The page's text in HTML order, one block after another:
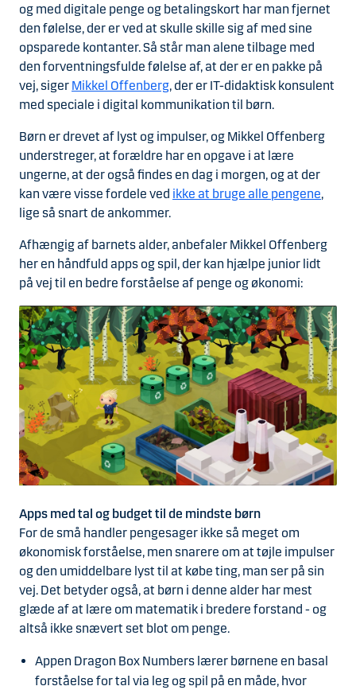
og med digitale penge og betalingskort har man fjernet
den følelse, der er ved at skulle skille sig af med sine
opsparede kontanter. Så står man alene tilbage med
den forventningsfulde følelse af, at der er en pakke på
vej, siger Mikkel Offenberg, der er IT-didaktisk konsulent
med speciale i digital kommunikation til børn.
Børn er drevet af lyst og impulser, og Mikkel Offenberg
understreger, at forældre har en opgave i at lære
ungerne, at der også findes en dag i morgen, og at der
kan være visse fordele ved ikke at bruge alle pengene,
lige så snart de ankommer.
Afhængig af barnets alder, anbefaler Mikkel Offenberg
her en håndfuld apps og spil, der kan hjælpe junior lidt
på vej til en bedre forståelse af penge og økonomi:
Apps med tal og budget til de mindste børn
For de små handler pengesager ikke så meget om
økonomisk forståelse, men snarere om at tøjle impulser
og den umiddelbare lyst til at købe ting, man ser på sin
vej. Det betyder også, at børn i denne alder har mest
glæde af at lære om matematik i bredere forstand - og
altså ikke snævert set blot om penge.
Appen Dragon Box Numbers lærer børnene en basal
forståelse for tal via leg og spil på en måde, hvor